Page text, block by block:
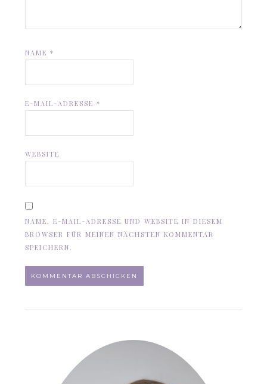
NAME*
E-MAIL-ADRESSE*
WEBSITE
NAME, E-MAIL-ADRESSE UND WEBSITE IN DIESEM
BROWSER FÜR MEINEN NÄCHSTEN KOMMENTAR
SPEICHERN.